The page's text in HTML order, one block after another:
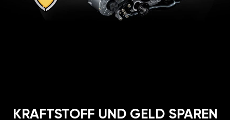
KRAFTSTOFF UND GELD SPAREN